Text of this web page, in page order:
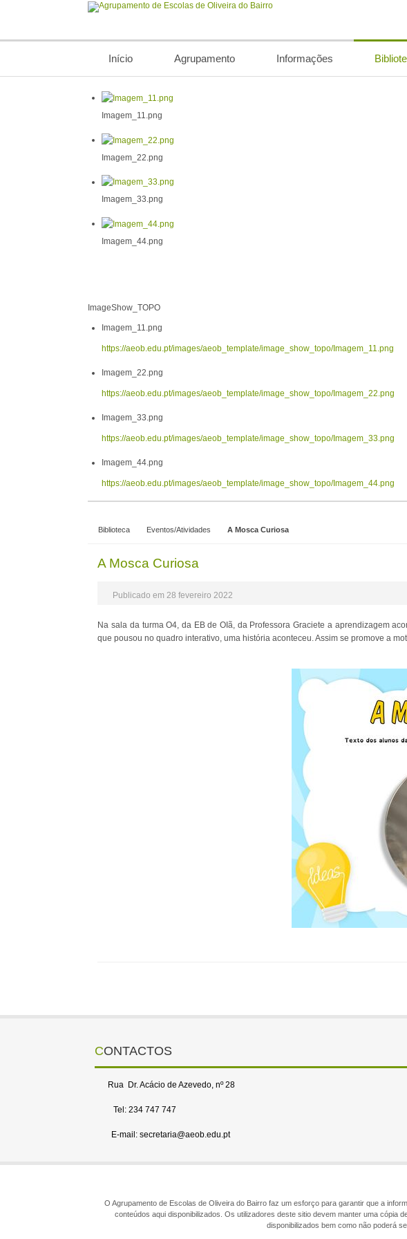
Início Agrupamento Informações
Imagem_11.png
Imagem_22.png
Imagem_33.png
Imagem_44.png
ImageShow_TOPO
Imagem_11.png
https://aeob.edu.pt/images/aeob_template/image_show_topo/Imagem_11.png
Imagem_22.png
https://aeob.edu.pt/images/aeob_template/image_show_topo/Imagem_22.png
Imagem_33.png
https://aeob.edu.pt/images/aeob_template/image_show_topo/Imagem_33.png
Imagem_44.png
https://aeob.edu.pt/images/aeob_template/image_show_topo/Imagem_44.png
Biblioteca Eventos/Atividades A Mosca Curiosa
A Mosca Curiosa
Publicado em 28 fevereiro 2022
Na sala da turma O4, da EB de OIã, da Professora Graciete a aprendizagem
que pousou no quadro interativo, uma história aconteceu. Assim se promove a
CONTACTOS
Rua Dr. Acácio de Azevedo, nº 28
Tel: 234 747 747
E-mail: secretaria@aeob.edu.pt
O Agrupamento de Escolas de Oliveira do Bairro faz um esforço para garantir que a
conteúdos aqui disponibilizados. Os utilizadores deste sitio devem manter uma cópia
disponibilizados bem como não poderá